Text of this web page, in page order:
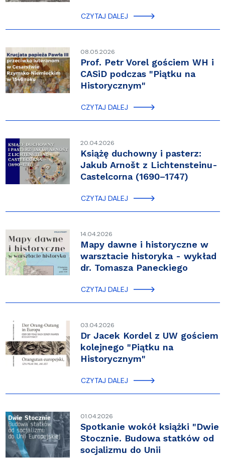
CZYTAJ DALEJ
08.05.2026
Prof. Petr Vorel gościem WH i
CASiD podczas "Piątku na
Historycznym"
CZYTAJ DALEJ
20.04.2026
Książę duchowny i pasterz:
Jakub Arnošt z Lichtensteinu-
Castelcorna (1690–1747)
CZYTAJ DALEJ
14.04.2026
Mapy dawne i historyczne w
warsztacie historyka - wykład
dr. Tomasza Paneckiego
CZYTAJ DALEJ
03.04.2026
Dr Jacek Kordel z UW gościem
kolejnego "Piątku na
Historycznym"
CZYTAJ DALEJ
01.04.2026
Spotkanie wokół książki "Dwie
Stocznie. Budowa statków od
socjalizmu do Unii